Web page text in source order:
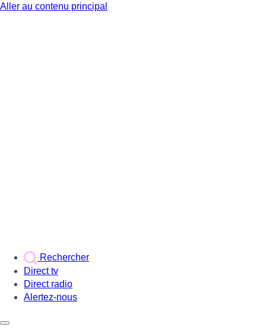
Aller au contenu principal
Rechercher
Direct tv
Direct radio
Alertez-nous